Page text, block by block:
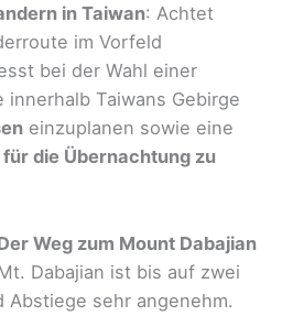
in Taiwan: Achtet
im Vorfeld
bei der Wahl einer
innerhalb Taiwans Gebirge
einzuplanen sowie eine
die Übernachtung zu
Weg zum Mount Dabajian
Dabajian ist bis auf zwei
sehr angenehm.